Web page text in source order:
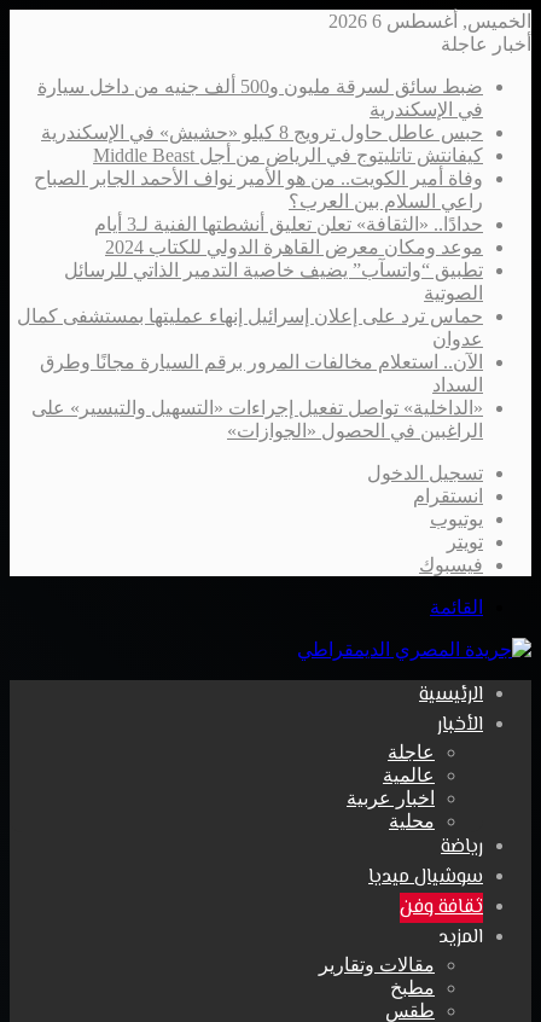
الخميس, أغسطس 6 2026
أخبار عاجلة
ضبط سائق لسرقة مليون و500 ألف جنيه من داخل سيارة
في الإسكندرية
حبس عاطل حاول ترويج 8 كيلو «حشيش» في الإسكندرية
كيفانتش تاتليتوج في الرياض من أجل Middle Beast
وفاة أمير الكويت.. من هو الأمير نواف الأحمد الجابر الصباح
راعي السلام بين العرب؟
حدادًا.. «الثقافة» تعلن تعليق أنشطتها الفنية لـ3 أيام
موعد ومكان معرض القاهرة الدولي للكتاب 2024
تطبيق “واتسآب” يضيف خاصية التدمير الذاتي للرسائل
الصوتية
حماس ترد على إعلان إسرائيل إنهاء عمليتها بمستشفى كمال
عدوان
الآن.. استعلام مخالفات المرور برقم السيارة مجانًا وطرق
السداد
«الداخلية» تواصل تفعيل إجراءات «التسهيل والتيسير» على
الراغبين في الحصول «الجوازات»
تسجيل الدخول
انستقرام
يوتيوب
تويتر
فيسبوك
القائمة
الرئيسية
الأخبار
عاجلة
عالمية
اخبار عربية
محلية
رياضة
سوشيال ميديا
ثقافة وفن
المزيد
مقالات وتقارير
مطبخ
طقس